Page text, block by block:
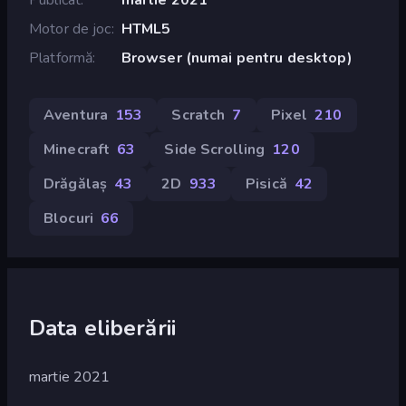
Motor de joc HTML5
Platformă
Browser (numai pentru desktop)
Aventura 153 Scratch 7 Pixel 210
Minecraft 63 Side Scrolling 120
Drăgălaș 43 2D 933 Pisică 42
Blocuri 66
Data eliberării
martie 2021